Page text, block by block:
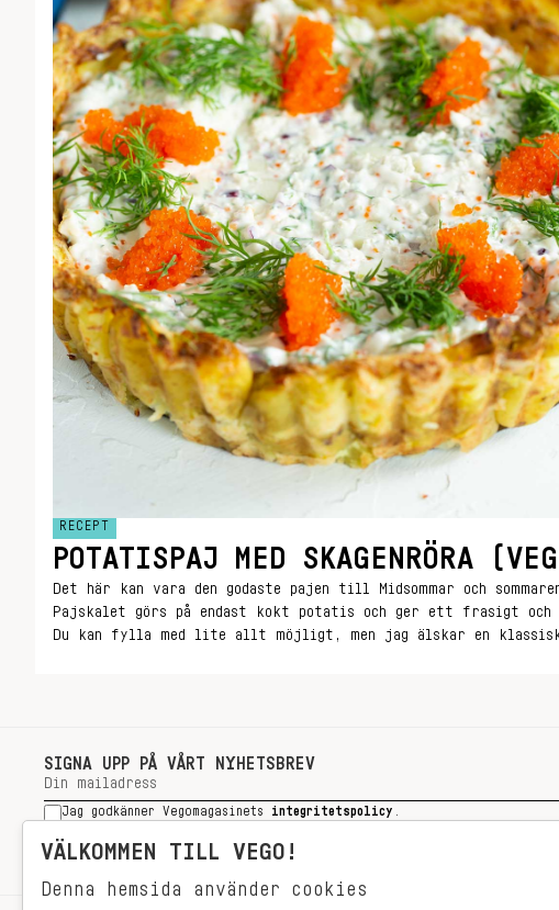
RECEPT
POTATISPAJ MED SKAGENRÖRA
Det här kan vara den godaste pajen till Midsommar och
Pajskalet görs på endast kokt potatis och ger ett frasigt och
Du kan fylla med lite allt möjligt, men jag älskar en klassisk
SIGNA UPP PÅ VÅRT NYHETSBREV
Jag godkänner Vegomagasinets integritetspolicy
SIGNA UPP
VÄLKOMMEN TILL VEGO!
Denna hemsida använder cookies